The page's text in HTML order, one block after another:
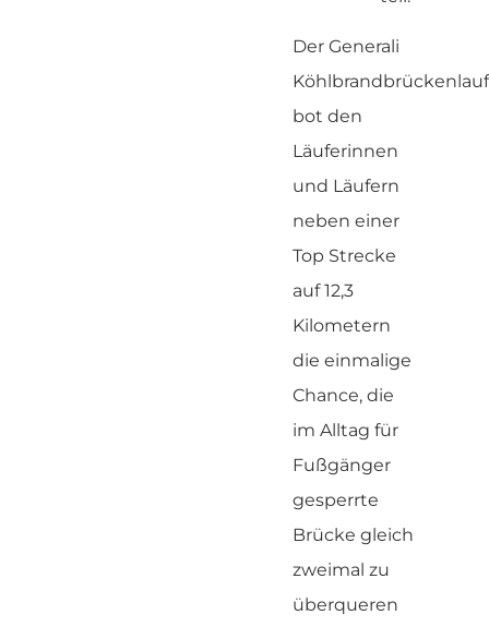
Der Generali
Köhlbrandbrückenlauf
bot den
Läuferinnen
und Läufern
neben einer
Top Strecke
auf 12,3
Kilometern
die einmalige
Chance, die
im Alltag für
Fußgänger
gesperrte
Brücke gleich
zweimal zu
überqueren